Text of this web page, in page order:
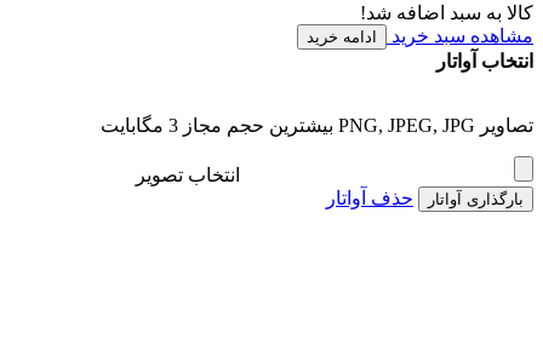
کالا به سبد اضافه شد!
مشاهده سبد خرید
ادامه خرید
انتخاب آواتار
تصاویر PNG, JPEG, JPG بیشترین حجم مجاز 3 مگابایت
انتخاب تصویر
بارگذاری آواتار حذف آواتار